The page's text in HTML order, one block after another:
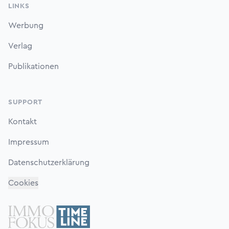
LINKS
Werbung
Verlag
Publikationen
SUPPORT
Kontakt
Impressum
Datenschutzerklärung
Cookies